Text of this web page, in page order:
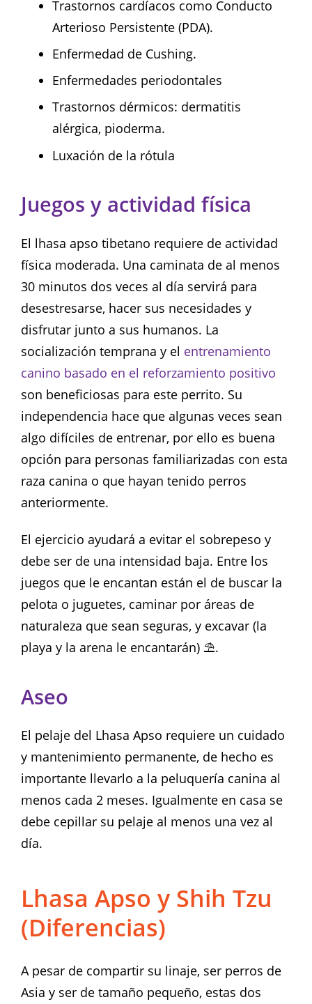
Trastornos cardíacos como Conducto
Arterioso Persistente (PDA).
Enfermedad de Cushing.
Enfermedades periodontales
Trastornos dérmicos: dermatitis
alérgica, pioderma.
Luxación de la rótula
Juegos y actividad física
El lhasa apso tibetano requiere de actividad
física moderada. Una caminata de al menos
30 minutos dos veces al día servirá para
desestresarse, hacer sus necesidades y
disfrutar junto a sus humanos. La
socialización temprana y el entrenamiento
canino basado en el reforzamiento positivo
son beneficiosas para este perrito. Su
independencia hace que algunas veces sean
algo difíciles de entrenar, por ello es buena
opción para personas familiarizadas con esta
raza canina o que hayan tenido perros
anteriormente.
El ejercicio ayudará a evitar el sobrepeso y
debe ser de una intensidad baja. Entre los
juegos que le encantan están el de buscar la
pelota o juguetes, caminar por áreas de
naturaleza que sean seguras, y excavar (la
playa y la arena le encantarán) ⛱️.
Aseo
El pelaje del Lhasa Apso requiere un cuidado
y mantenimiento permanente, de hecho es
importante llevarlo a la peluquería canina al
menos cada 2 meses. Igualmente en casa se
debe cepillar su pelaje al menos una vez al
día.
Lhasa Apso y Shih Tzu
(Diferencias)
A pesar de compartir su linaje, ser perros de
Asia y ser de tamaño pequeño, estas dos